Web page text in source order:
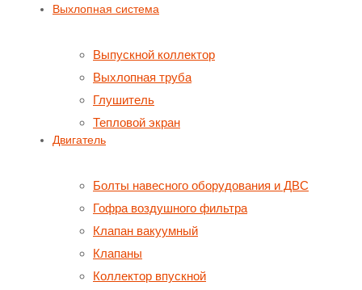
Выхлопная система
Выпускной коллектор
Выхлопная труба
Глушитель
Тепловой экран
Двигатель
Болты навесного оборудования и ДВС
Гофра воздушного фильтра
Клапан вакуумный
Клапаны
Коллектор впускной